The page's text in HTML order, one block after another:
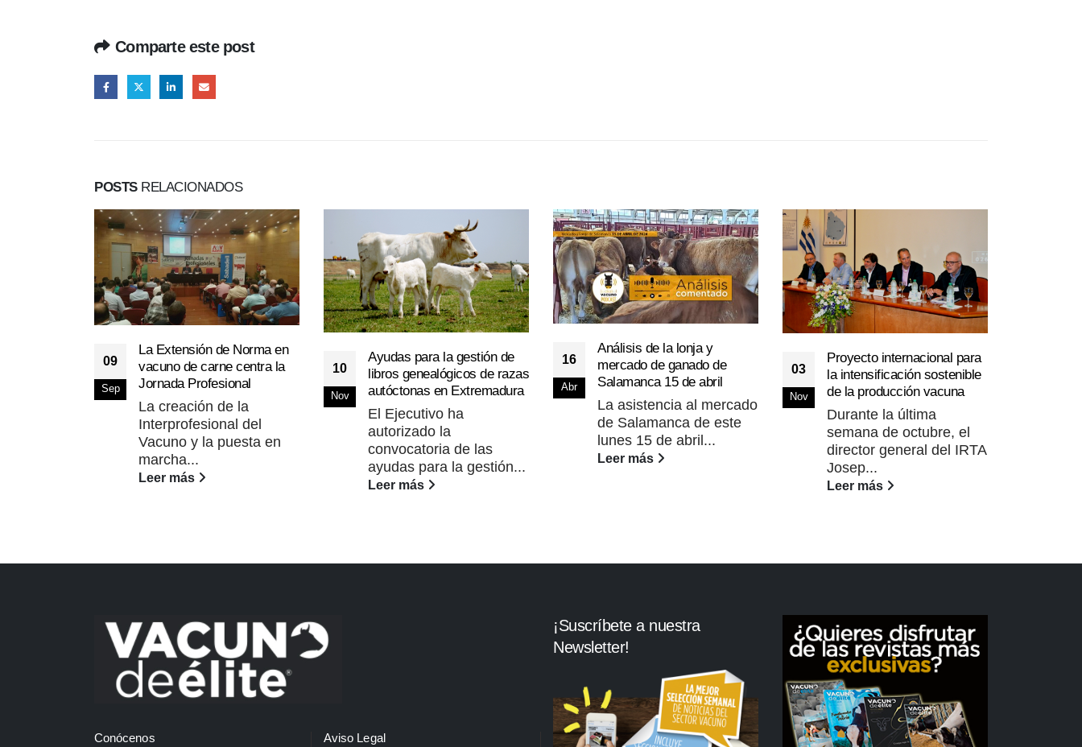
Comparte este post
POSTSRELACIONADOS
09
Sep
La Extensión de Norma en
vacuno de carne centra la
Jornada Profesional
La creación de la
Interprofesional del
Vacuno y la puesta en
marcha...
Leer más
10
Nov
Ayudas para la gestión de
libros genealógicos de razas
autóctonas en Extremadura
El Ejecutivo ha
autorizado la
convocatoria de las
ayudas para la gestión...
Leer más
16
Abr
Análisis de la lonja y
mercado de ganado de
Salamanca 15 de abril
La asistencia al mercado
de Salamanca de este
lunes 15 de abril...
Leer más
03
Nov
Proyecto internacional para
la intensificación sostenible
de la producción vacuna
Durante la última
semana de octubre, el
director general del IRTA
Josep...
Leer más
Conócenos Aviso Legal
¡Suscríbete a nuestra
Newsletter!